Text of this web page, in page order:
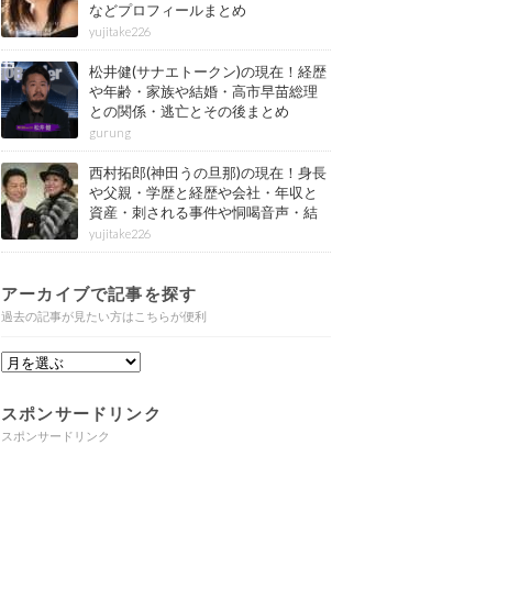
などプロフィールまとめ
yujitake226
松井健(サナエトークン)の現在！経歴
や年齢・家族や結婚・高市早苗総理
との関係・逃亡とその後まとめ
gurung
西村拓郎(神田うの旦那)の現在！身長
や父親・学歴と経歴や会社・年収と
資産・刺される事件や恫喝音声・結
婚と子供や自宅・脳梗塞の病気もま
とめ
yujitake226
アーカイブで記事を探す
過去の記事が見たい方はこちらが便利
スポンサードリンク
スポンサードリンク